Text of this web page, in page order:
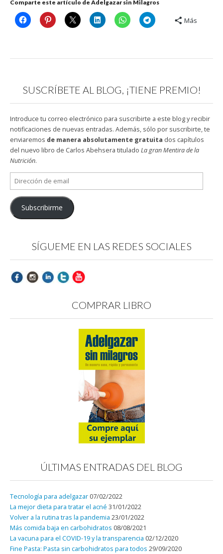
Comparte este artículo de Adelgazar sin Milagros
Más
SUSCRÍBETE AL BLOG, ¡TIENE PREMIO!
Introduce tu correo electrónico para suscribirte a este blog y recibir
notificaciones de nuevas entradas. Además, sólo por suscribirte, te
enviaremos de manera absolutamente gratuita dos capítulos
del nuevo libro de Carlos Abehsera titulado La gran Mentira de la
Nutrición.
Dirección
de
email
Subscribirme
SÍGUEME EN LAS REDES SOCIALES
COMPRAR LIBRO
ÚLTIMAS ENTRADAS DEL BLOG
Tecnología para adelgazar 07/02/2022
La mejor dieta para tratar el acné 31/01/2022
Volver a la rutina tras la pandemia 23/01/2022
Más comida baja en carbohidratos 08/08/2021
La vacuna para el COVID-19 y la transparencia 02/12/2020
Fine Pasta: Pasta sin carbohidratos para todos 29/09/2020